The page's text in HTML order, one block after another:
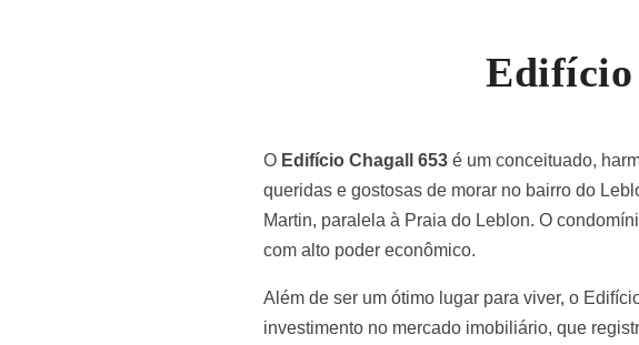
Edifício
O Edifício Chagall 653 é um conceituado,
queridas e gostosas de morar no bairro do
Martin, paralela à Praia do Leblon. O
com alto poder econômico.
Além de ser um ótimo lugar para viver, o
investimento no mercado imobiliário, que